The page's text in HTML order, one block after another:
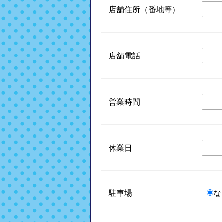
店舗住所（番地等）
店舗電話
営業時間
休業日
駐車場